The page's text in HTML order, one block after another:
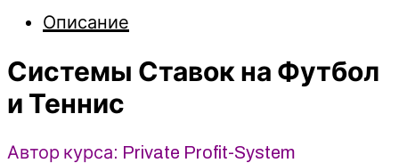
на
и
Теннис
(2023)
Описание
Системы Ставок на Футбол
и Теннис
Автор курса: Private Profit-System